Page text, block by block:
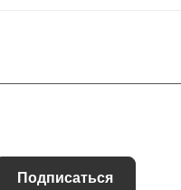
Подписаться